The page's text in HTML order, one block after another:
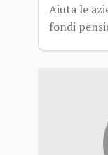
Aiuta le
fondi